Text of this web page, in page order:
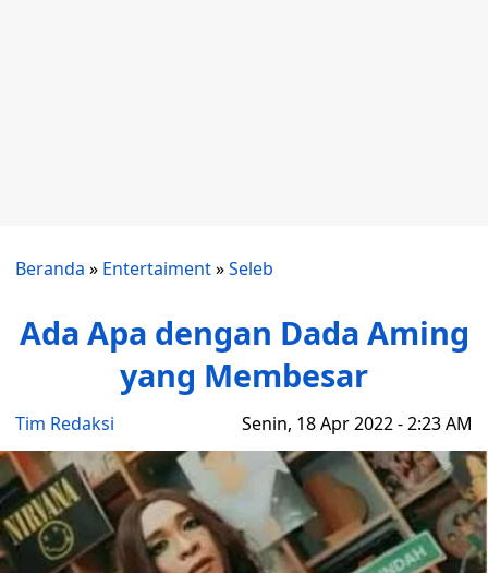
Beranda » Entertaiment»Seleb
Ada Apa dengan Dada Aming
yang Membesar
Tim Redaksi Senin, 18 Apr 2022 - 2:23 AM